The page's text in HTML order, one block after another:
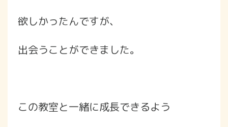
欲しかったんですが、
出会うことができました。
この教室と一緒に成長できるよう